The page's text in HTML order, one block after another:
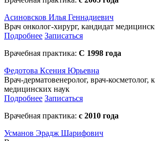
Асиновсков Илья Геннадиевич
Врач онколог-хирург, кандидат
Подробнее Записаться
Врачебная практика: С 1998 года
Федотова Ксения Юрьевна
Врач-дерматовенеролог, врач-косметолог,
медицинских наук
Подробнее Записаться
Врачебная практика: с 2010 года
Усманов Эрадж Шарифович